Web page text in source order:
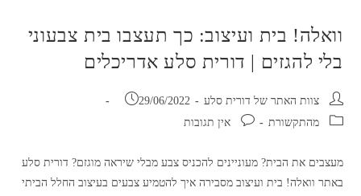
כוכבת
הישרדות
מאתר
‘וואלה!’
וואלה! בית ועיצוב: כך תעצבו בית צבעוני
בלי להגזים | דורית סלע אדריכלים
מחבר:צוות האתר של דורית סלע פורסם:
29/06/2022
קטגוריה:מהתקשורת תגובות:אין תגובות
מעצבים את הבית? מעוניינים להכניס צבע מבלי שיראה מוגזם? דורית סלע
באתר וואלה! בית ועיצוב מסבירה איך להטמיע צבעים בעיצוב החלל הביתי